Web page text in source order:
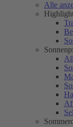
Alle